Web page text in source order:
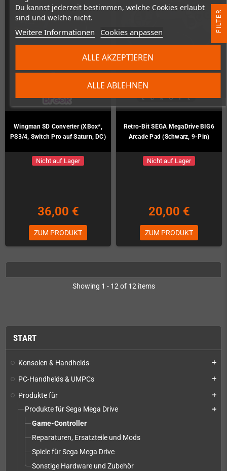
Du kannst jederzeit bestimmen, welche Cookies erlaubt
sind und welche nicht.
Weitere Informationen Cookies anpassen
ALLE ABLEHNEN
ALLE AKZEPTIEREN
START
Konsolen & Handhelds add
PC-Handhelds & UMPCs add
Produkte für add
Produkte für Sega Mega Drive add
Game-Controller
Reparaturen, Ersatzteile und Mods
Spiele für Sega Mega Drive
Sonstige Hardware und Zubehör
Wingman SD Converter (XBox*,
PS3/4, Switch Pro auf Saturn, DC)
Nicht auf Lager
36,00 €
ZUM PRODUKT
Retro-Bit SEGA MegaDrive BIG6
Arcade Pad (Schwarz, 9-Pin)
Nicht auf Lager
20,00 €
ZUM PRODUKT
Showing 1 - 12 of 12 items
R